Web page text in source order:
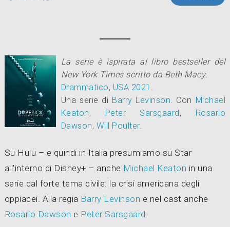
La serie è ispirata al libro bestseller del
New York Times scritto da Beth Macy.
Drammatico, USA 2021
Una serie di Barry Levinson Con Michael
Keaton, Peter Sarsgaard, Rosario
Dawson, Will Poulter.
Su Hulu – e quindi in Italia presumiamo su Star
all'interno di Disney+ – anche Michael Keaton in una
serie dal forte tema civile: la crisi americana degli
oppiacei. Alla regia Barry Levinson e nel cast anche
Rosario Dawson e Peter Sarsgaard